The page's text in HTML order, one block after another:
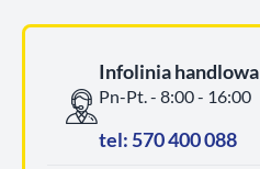
Infolinia handlowa
Pn-Pt. - 8:00 - 16:00
tel: 570 400 088